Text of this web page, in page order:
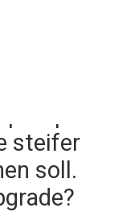
steifer
soll.